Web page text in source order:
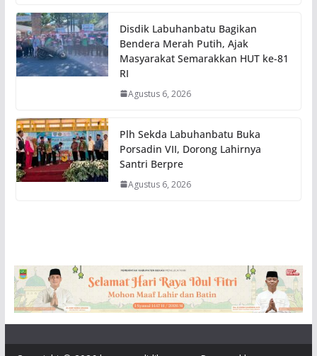
Disdik Labuhanbatu Bagikan
Bendera Merah Putih, Ajak
Masyarakat Semarakkan HUT ke-81
RI
Agustus 6, 2026
Plh Sekda Labuhanbatu Buka
Porsadin VII, Dorong Lahirnya
Santri Berpre
Agustus 6, 2026